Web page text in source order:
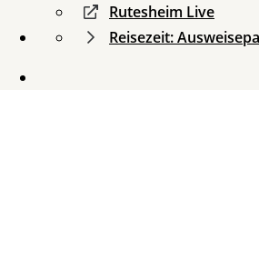
Rutesheim Live
Reisezeit: